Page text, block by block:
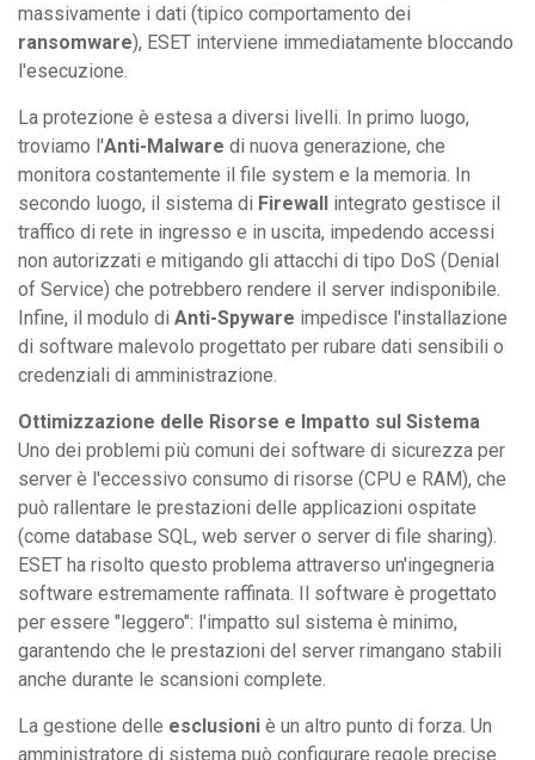
massivamente i dati (tipico comportamento dei
ransomware), ESET interviene immediatamente bloccando
l'esecuzione.
La protezione è estesa a diversi livelli. In primo luogo,
troviamo l'Anti-Malware di nuova generazione, che
monitora costantemente il file system e la memoria. In
secondo luogo, il sistema di Firewall integrato gestisce il
traffico di rete in ingresso e in uscita, impedendo accessi
non autorizzati e mitigando gli attacchi di tipo DoS (Denial
of Service) che potrebbero rendere il server indisponibile.
Infine, il modulo di Anti-Spyware impedisce l'installazione
di software malevolo progettato per rubare dati sensibili o
credenziali di amministrazione.
Ottimizzazione delle Risorse e Impatto sul Sistema
Uno dei problemi più comuni dei software di sicurezza per
server è l'eccessivo consumo di risorse (CPU e RAM), che
può rallentare le prestazioni delle applicazioni ospitate
(come database SQL, web server o server di file sharing).
ESET ha risolto questo problema attraverso un'ingegneria
software estremamente raffinata. Il software è progettato
per essere "leggero": l'impatto sul sistema è minimo,
garantendo che le prestazioni del server rimangano stabili
anche durante le scansioni complete.
La gestione delle esclusioni è un altro punto di forza. Un
amministratore di sistema può configurare regole precise